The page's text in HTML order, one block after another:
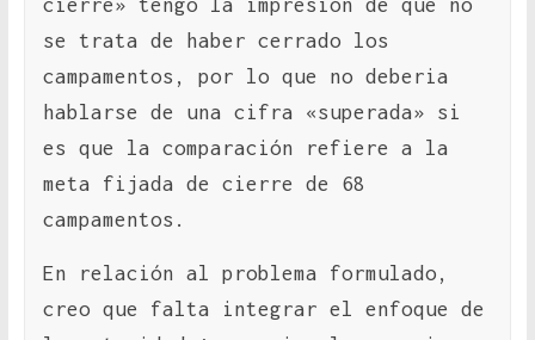
se trata de haber cerrado los
campamentos, por lo que no deberia
hablarse de una cifra «superada» si
es que la comparación refiere a la
meta fijada de cierre de 68
campamentos.
En relación al problema formulado,
creo que falta integrar el enfoque de